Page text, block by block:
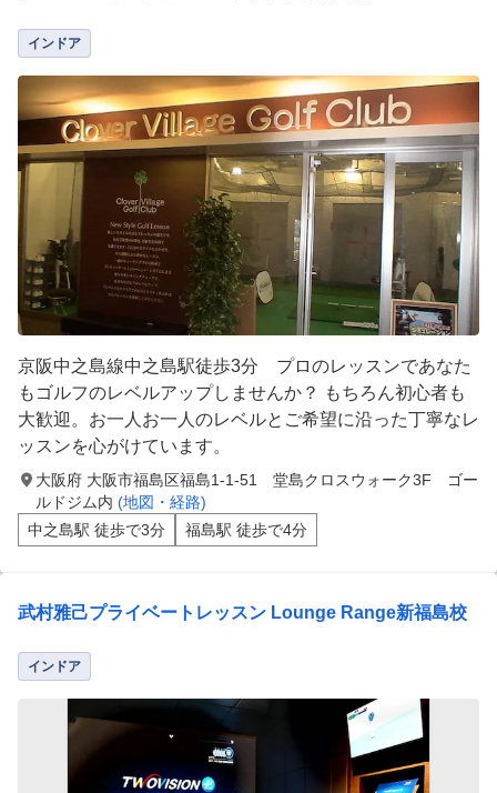
インドア
京阪中之島線中之島駅徒歩3分 プロのレッスンであなた
もゴルフのレベルアップしませんか？ もちろん初心者も
大歓迎。お一人お一人のレベルとご希望に沿った丁寧なレ
ッスンを心がけています。
大阪府 大阪市福島区福島1-1-51 堂島クロスウォーク3F ゴー
ルドジム内 (地図・経路)
中之島駅 徒歩で3分
福島駅 徒歩で4分
武村雅己プライベートレッスン Lounge Range新福島校
インドア